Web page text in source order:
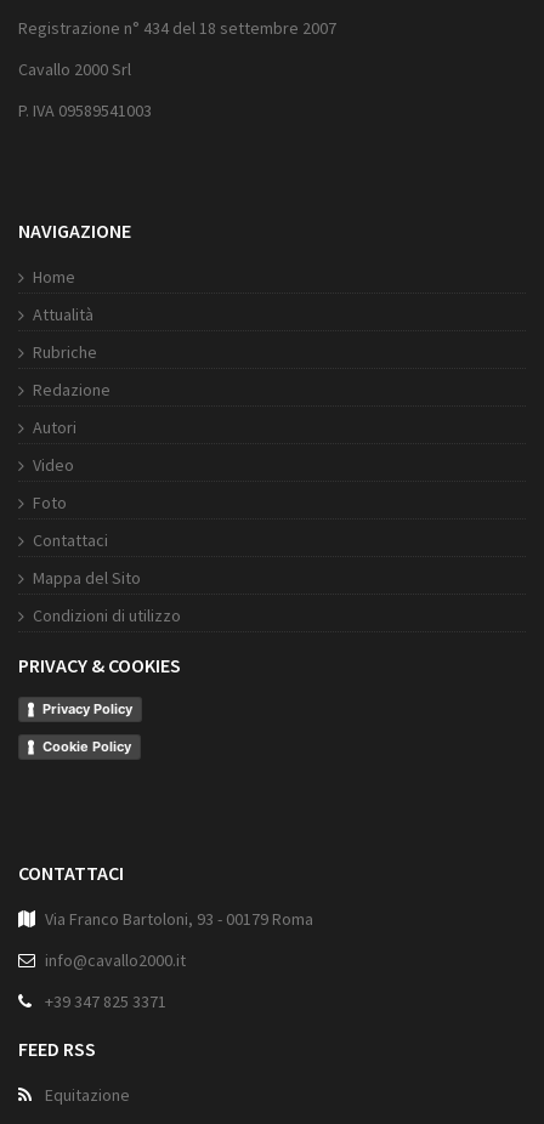
Registrazione n° 434 del 18 settembre 2007
Cavallo 2000 Srl
P. IVA 09589541003
NAVIGAZIONE
Home
Attualità
Rubriche
Redazione
Autori
Video
Foto
Contattaci
Mappa del Sito
Condizioni di utilizzo
PRIVACY & COOKIES
Privacy Policy
Cookie Policy
CONTATTACI
Via Franco Bartoloni, 93 - 00179 Roma
info@cavallo2000.it
+39 347 825 3371
FEED RSS
Equitazione